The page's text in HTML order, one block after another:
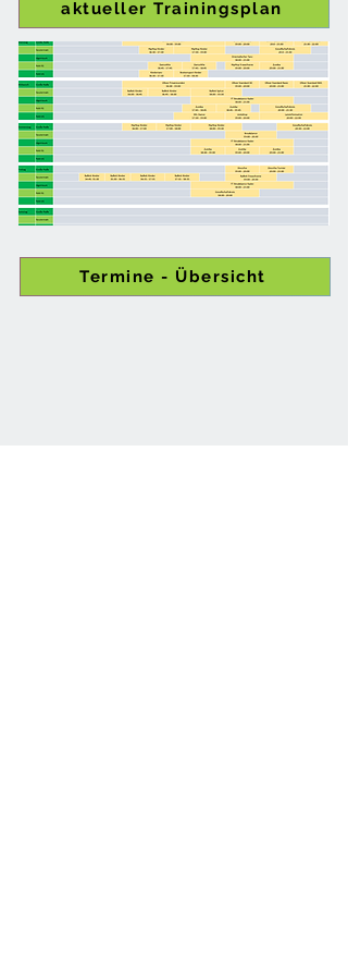
aktueller Trainingsplan
Termine - Übersicht